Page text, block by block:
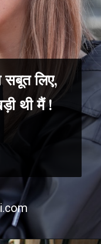
सबूत लिए,
थी मैं !